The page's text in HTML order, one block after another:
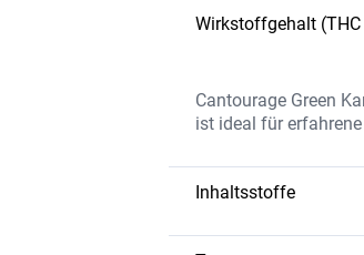
Wirkstoffgehalt (THC
Cantourage Green
ist ideal für
Inhaltsstoffe
Die Sorte kombiniert